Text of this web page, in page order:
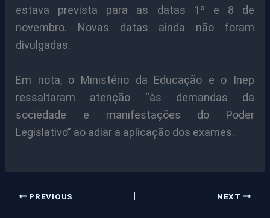
estava prevista para as datas 1º e 8 de
novembro. Novas datas ainda não foram
divulgadas.
Em nota, o Ministério da Educação e o Inep
ressaltaram atenção “às demandas da
sociedade e manifestações do Poder
Legislativo” ao adiar a aplicação dos exames.
PREVIOUS NEXT